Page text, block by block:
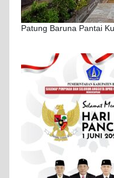
Patung Baruna Pantai